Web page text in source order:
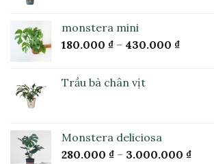
monstera mini
180.000 ₫ – 430.000 ₫
Trầu bà chân vịt
Monstera deliciosa
280.000 ₫ – 3.000.000 ₫